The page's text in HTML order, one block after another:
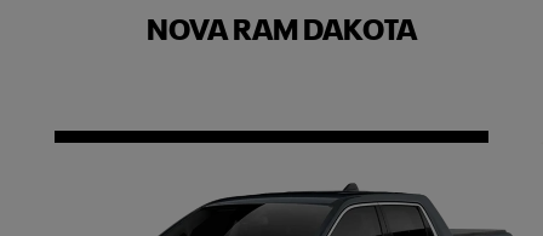
NOVA RAM DAKOTA